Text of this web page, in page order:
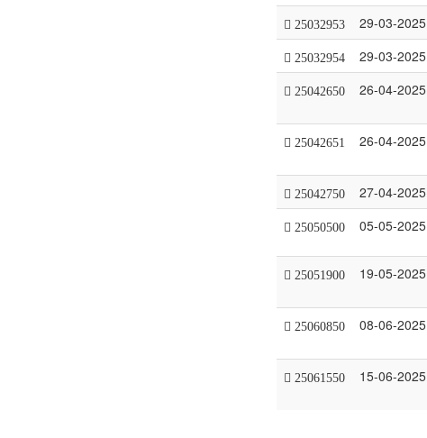
25032953 29-03-2025
25032954 29-03-2025
25042650 26-04-2025
25042651 26-04-2025
25042750 27-04-2025
25050500 05-05-2025
25051900 19-05-2025
25060850 08-06-2025
25061550 15-06-2025